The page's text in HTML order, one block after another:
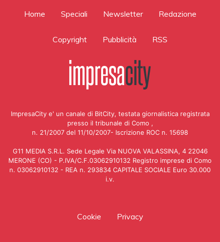
Home Speciali Newsletter Redazione
Copyright Pubblicità RSS
ImpresaCity e' un canale di BitCity, testata giornalistica registrata
presso il tribunale di Como ,
n. 21/2007 del 11/10/2007- Iscrizione ROC n. 15698
G11 MEDIA S.R.L. Sede Legale Via NUOVA VALASSINA, 4 22046
MERONE (CO) - P.IVA/C.F.03062910132 Registro imprese di Como
n. 03062910132 - REA n. 293834 CAPITALE SOCIALE Euro 30.000
i.v.
Cookie Privacy